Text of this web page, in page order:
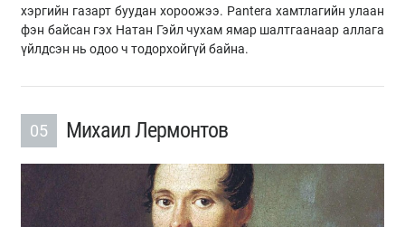
хэргийн газарт буудан хороожээ. Pantera хамтлагийн улаан
фэн байсан гэх Натан Гэйл чухам ямар шалтгаанаар аллага
үйлдсэн нь одоо ч тодорхойгүй байна.
05 Михаил Лермонтов